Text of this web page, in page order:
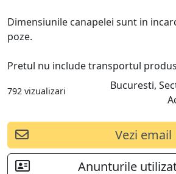
Dimensiunile canapelei sunt in
poze.
Pretul nu include transportul
792 vizualizari
Bucuresti,
Vezi email
Anunturile